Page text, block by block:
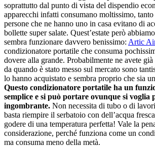
soprattutto dal punto di vista del dispendio
apparecchi infatti consumano moltissimo,
persone che ne hanno uno in casa evitano di
bollette super salate. Quest’estate però
sembra funzionare davvero benissimo: Artic
condizionatore portatile che consuma
dovere alla grande. Probabilmente ne avete
da quando è stato messo sul mercato sono
lo hanno acquistato e sembra proprio che sia
Questo condizionatore portatile ha un
semplice e si può portare ovunque si voglia
ingombrante. Non necessita di tubo o di
basta riempire il serbatoio con dell’acqua
godere di una temperatura perfetta! Vale la
considerazione, perché funziona come un
ma consuma meno della metà.